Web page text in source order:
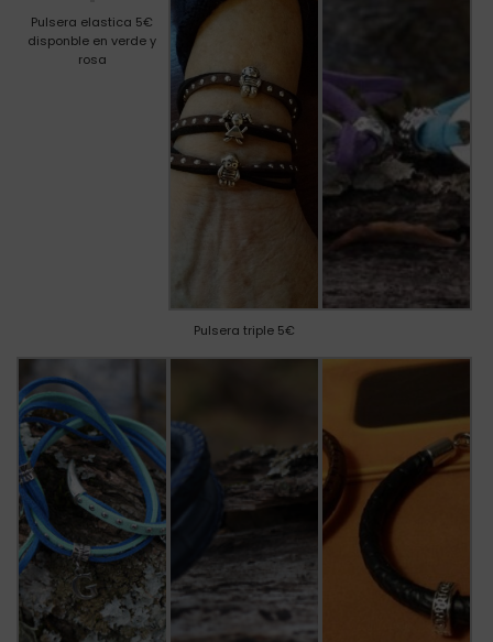
Pulsera elastica 5€
disponble en verde y
rosa
Pulsera triple 5€